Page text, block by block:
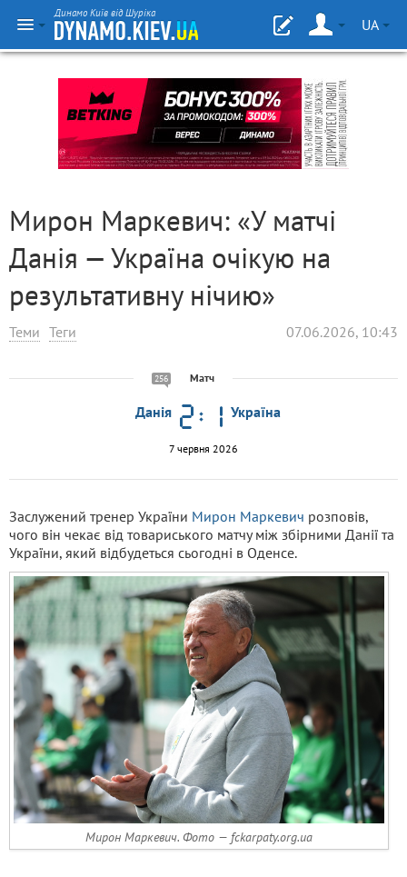
Динамо Київ від Шуріка
UA
Мирон Маркевич: «У матчі
Данія — Україна очікую на
результативну нічию»
Теми Теги 07.06.2026, 10:43
256 Матч
Данія Україна
7 червня 2026
Заслужений тренер України Мирон Маркевич розповів,
чого він чекає від товариського матчу між збірними Данії та
України, який відбудеться сьогодні в Оденсе.
Мирон Маркевич. Фото — fckarpaty.org.ua